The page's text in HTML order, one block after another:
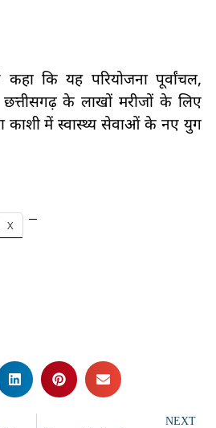
कहा कि यह परियोजना पूर्वांचल,
छत्तीसगढ़ के लाखों मरीजों के लिए
काशी में स्वास्थ्य सेवाओं के नए युग
X
NEXT